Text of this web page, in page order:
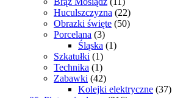
Huculszczyzna (22)
Obrazki święte (50)
Porcelana (3)
Śląska (1)
Szkatułki (1)
Technika (1)
Zabawki (42)
Kolejki elektryczne (37)